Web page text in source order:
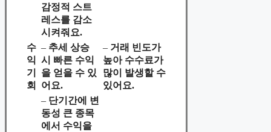
감정적 스트
레스를 감소
시켜줘요.
수
익
기
회
– 추세 상승
시 빠른 수익
을 얻을 수 있
어요.
– 거래 빈도가
높아 수수료가
많이 발생할 수
있어요.
– 단기간에 변
동성 큰 종목
에서 수익을